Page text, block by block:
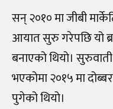
सन् २०१० मा जीबी
आयात सुरु गरेपछि यो
बनाएको थियो।
भएकोमा २०१५ मा
पुगेको थियो।